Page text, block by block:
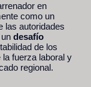
en
como un
las autoridades
desafío
de los
fuerza laboral y
regional.